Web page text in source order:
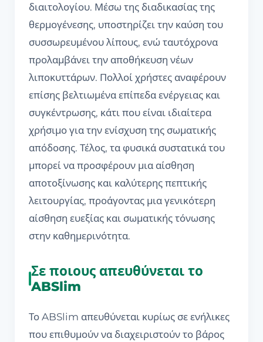
διαιτολογίου. Μέσω της διαδικασίας της
θερμογένεσης, υποστηρίζει την καύση του
συσσωρευμένου λίπους, ενώ ταυτόχρονα
προλαμβάνει την αποθήκευση νέων
λιποκυττάρων. Πολλοί χρήστες αναφέρουν
επίσης βελτιωμένα επίπεδα ενέργειας και
συγκέντρωσης, κάτι που είναι ιδιαίτερα
χρήσιμο για την ενίσχυση της σωματικής
απόδοσης. Τέλος, τα φυσικά συστατικά του
μπορεί να προσφέρουν μια αίσθηση
αποτοξίνωσης και καλύτερης πεπτικής
λειτουργίας, προάγοντας μια γενικότερη
αίσθηση ευεξίας και σωματικής τόνωσης
στην καθημερινότητα.
Σε ποιους απευθύνεται το
ABSlim
Το ABSlim απευθύνεται κυρίως σε ενήλικες
που επιθυμούν να διαχειριστούν το βάρος